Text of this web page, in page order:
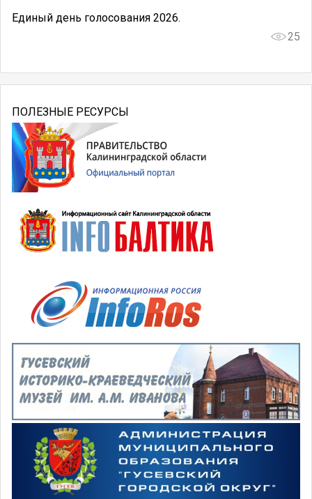
Единый день голосования 2026.
25
ПОЛЕЗНЫЕ РЕСУРСЫ